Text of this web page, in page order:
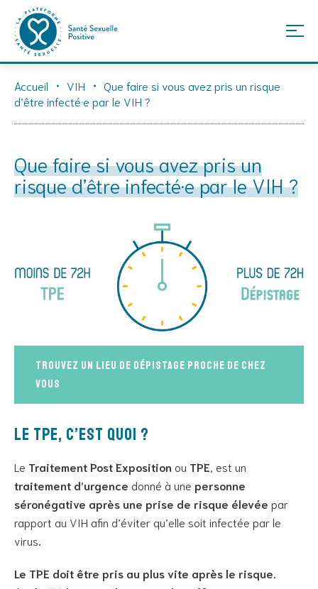
content
Accueil VIH
Que faire si vous avez pris un risque
d’être infecté·e par le VIH ?
Que faire si vous avez pris un
risque d’être infecté·e par le VIH ?
Trouvez un lieu de dépistage proche de chez
vous
Le TPE, c’est quoi ?
Le Traitement Post Exposition ou TPE, est un
traitement d’urgence donné à une personne
séronégative après une prise de risque élevée par
rapport au VIH afin d’éviter qu’elle soit infectée par le
virus.
Le TPE doit être pris au plus vite après le risque.